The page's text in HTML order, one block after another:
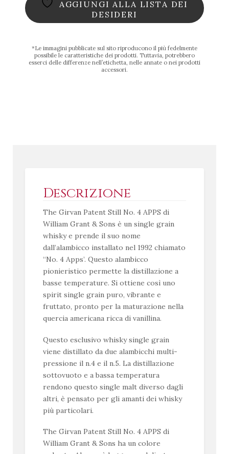
quantità
AGGIUNGI ALLA LISTA DEI
DESIDERI
*Le immagini pubblicate sul sito riproducono il più fedelmente
possibile le caratteristiche dei prodotti. Tuttavia, potrebbero
esserci delle differenze nell’etichetta, nelle annate o nei prodotti
accessori.
Descrizione
The Girvan Patent Still No. 4 APPS di
William Grant & Sons è un single grain
whisky e prende il suo nome
dall’alambicco installato nel 1992 chiamato
“No. 4 Apps’. Questo alambicco
pionieristico permette la distillazione a
basse temperature. Si ottiene così uno
spirit single grain puro, vibrante e
fruttato, pronto per la maturazione nella
quercia americana ricca di vanillina.
Questo esclusivo whisky single grain
viene distillato da due alambicchi multi-
pressione il n.4 e il n.5. La distillazione
sottovuoto e a bassa temperatura
rendono questo single malt diverso dagli
altri, è pensato per gli amanti dei whisky
più particolari.
The Girvan Patent Still No. 4 APPS di
William Grant & Sons ha un colore